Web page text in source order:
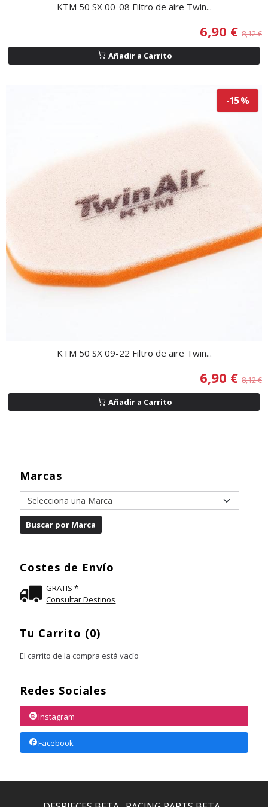
Marcas
Costes de Envío
GRATIS *
Consultar Destinos
Tu Carrito (0)
El carrito de la compra está vacío
Redes Sociales
Instagram
Facebook
KTM 50 SX 00-08 Filtro de aire Twin...
6,90 € 8,12 €
Añadir a Carrito
-15 %
KTM 50 SX 09-22 Filtro de aire Twin...
6,90 € 8,12 €
Añadir a Carrito